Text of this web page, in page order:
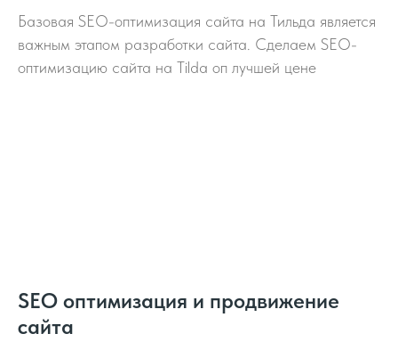
Базовая SEO-оптимизация сайта на Тильда является
важным этапом разработки сайта. Сделаем SEO-
оптимизацию сайта на Tilda оп лучшей цене
SEO оптимизация и продвижение
сайта